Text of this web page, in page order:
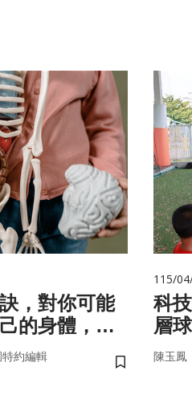
，對你可能
的身體，才
」！
約編輯
儲存書籤
115/
科
層
陳玉鳳